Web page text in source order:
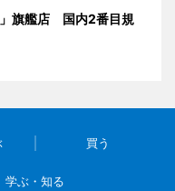
旗艦店 国内2番目規
買う
学ぶ・知る